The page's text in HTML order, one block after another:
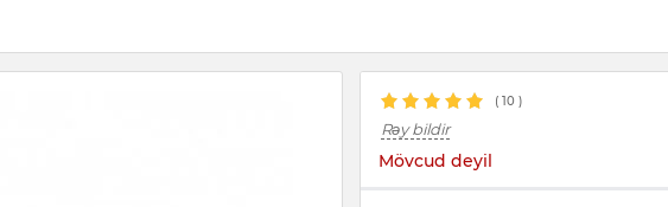
( 10 )
Rəy bildir
Mövcud deyil